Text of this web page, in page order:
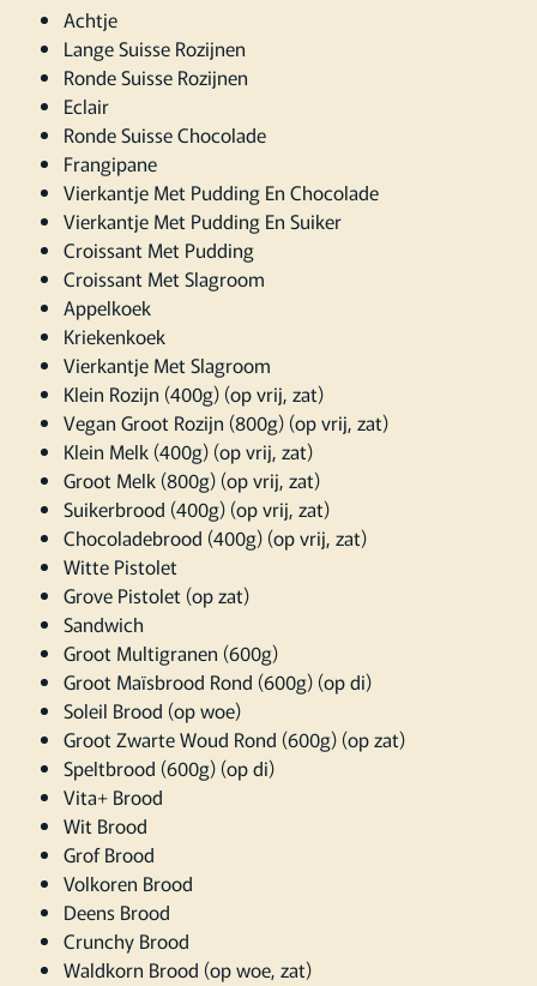
Achtje
Lange Suisse Rozijnen
Ronde Suisse Rozijnen
Eclair
Ronde Suisse Chocolade
Frangipane
Vierkantje Met Pudding En Chocolade
Vierkantje Met Pudding En Suiker
Croissant Met Pudding
Croissant Met Slagroom
Appelkoek
Kriekenkoek
Vierkantje Met Slagroom
Klein Rozijn (400g) (op vrij, zat)
Vegan Groot Rozijn (800g) (op vrij, zat)
Klein Melk (400g) (op vrij, zat)
Groot Melk (800g) (op vrij, zat)
Suikerbrood (400g) (op vrij, zat)
Chocoladebrood (400g) (op vrij, zat)
Witte Pistolet
Grove Pistolet (op zat)
Sandwich
Groot Multigranen (600g)
Groot Maïsbrood Rond (600g) (op di)
Soleil Brood (op woe)
Groot Zwarte Woud Rond (600g) (op zat)
Speltbrood (600g) (op di)
Vita+ Brood
Wit Brood
Grof Brood
Volkoren Brood
Deens Brood
Crunchy Brood
Waldkorn Brood (op woe, zat)